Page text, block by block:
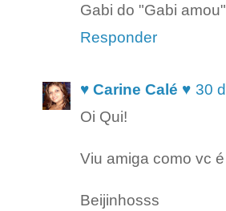
Gabi do "Gabi amou"
Responder
♥ Carine Calé ♥ 30
Oi Qui!
Viu amiga como vc
Beijinhosss